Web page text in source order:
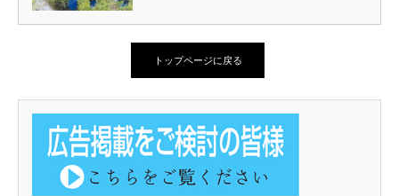
トップページに戻る